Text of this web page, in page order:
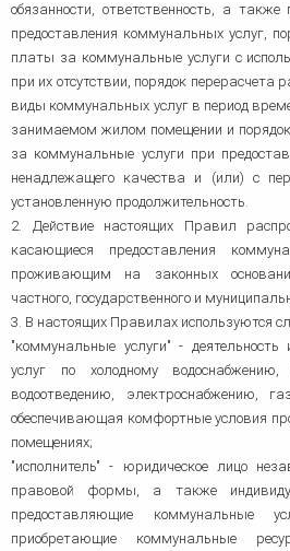
обязанности, ответственность, а
предоставления коммунальных услуг,
платы за коммунальные услуги с
при их отсутствии, порядок
виды коммунальных услуг в период
занимаемом жилом помещении и
за коммунальные услуги при
ненадлежащего качества и (или) с
установленную продолжительность.
2. Действие настоящих Правил
касающиеся предоставления
проживающим на законных
частного, государственного и
3. В настоящих Правилах используются
"коммунальные услуги" - деятельность
услуг по холодному водоснабжению,
водоотведению, электроснабжению,
обеспечивающая комфортные условия
помещениях;
"исполнитель" - юридическое лицо
правовой формы, а также
предоставляющие коммунальные
приобретающие коммунальные